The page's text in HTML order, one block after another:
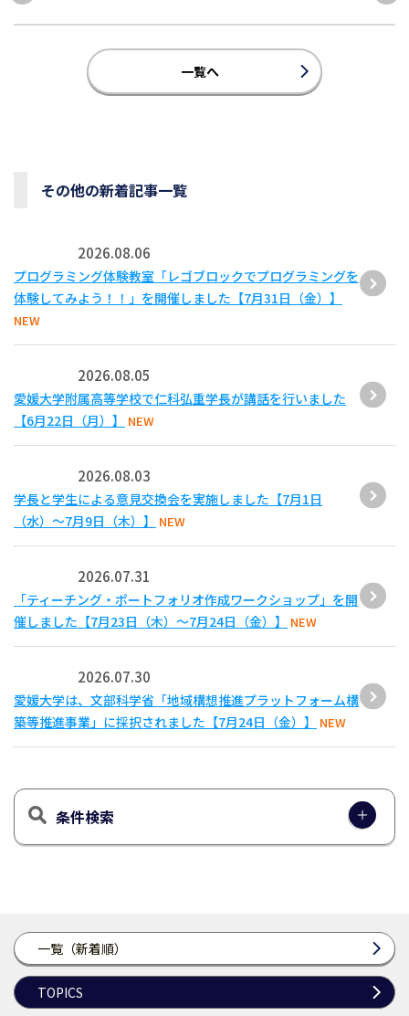
一覧（新着順）
TOPICS
一覧へ
その他の新着記事一覧
2026.08.06
プログラミング体験教室「レゴブロックでプログラミングを
体験してみよう！！」を開催しました【7月31日（金）】
NEW
2026.08.05
愛媛大学附属高等学校で仁科弘重学長が講話を行いました
【6月22日（月）】
NEW
2026.08.03
学長と学生による意見交換会を実施しました【7月1日
（水）～7月9日（木）】
NEW
2026.07.31
「ティーチング・ポートフォリオ作成ワークショップ」を開
催しました【7月23日（木）～7月24日（金）】
NEW
2026.07.30
愛媛大学は、文部科学省「地域構想推進プラットフォーム構
築等推進事業」に採択されました【7月24日（金）】
NEW
条件検索